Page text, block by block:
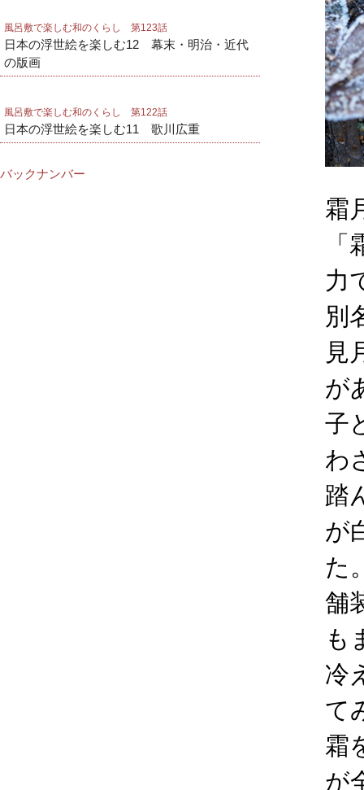
風呂敷で楽しむ和のくらし 第123話
日本の浮世絵を楽しむ12 幕末・明治・近代
の版画
風呂敷で楽しむ和のくらし 第122話
日本の浮世絵を楽しむ11 歌川広重
バックナンバー
霜
力
別
見
が
子
わ
踏
が
た
舗
も
冷
て
霜
が